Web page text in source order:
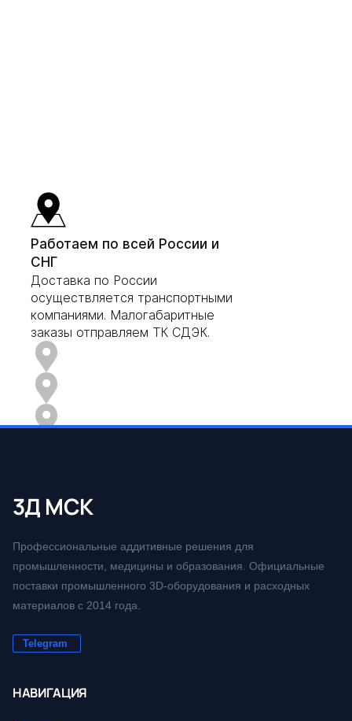
Работаем по всей России и
СНГ
Доставка по России
осуществляется транспортными
компаниями. Малогабаритные
заказы отправляем ТК СДЭК.
3Д МСК
Профессиональные аддитивные решения для
промышленности, медицины и образования. Официальные
поставки промышленного 3D-оборудования и расходных
материалов с 2014 года.
Telegram
НАВИГАЦИЯ